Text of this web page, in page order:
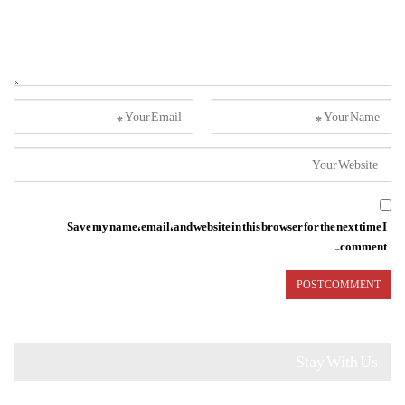
Save my name, email, and website in this browser for the next time I
comment.